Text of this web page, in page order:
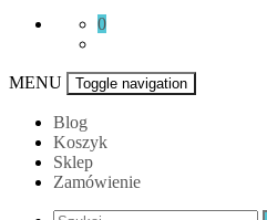
0
MENU Toggle navigation
Blog
Koszyk
Sklep
Zamówienie